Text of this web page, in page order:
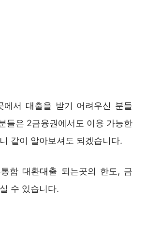
에서 대출을 받기 어려우신 분들
들은 2금융권에서도 이용 가능한
같이 알아보셔도 되겠습니다.
합 대환대출 되는곳의 한도, 금
수 있습니다.